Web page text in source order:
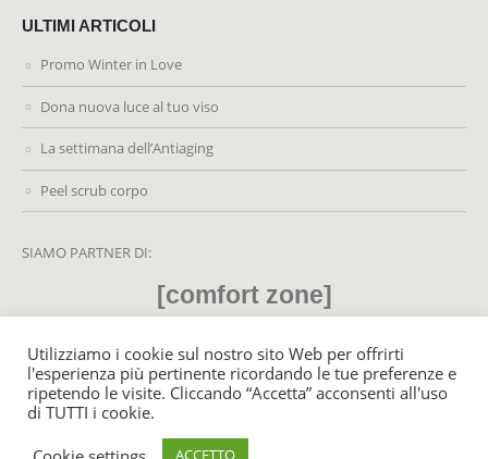
ULTIMI ARTICOLI
Promo Winter in Love
Dona nuova luce al tuo viso
La settimana dell’Antiaging
Peel scrub corpo
SIAMO PARTNER DI:
[comfort zone]
© MyLifeCenter.it 2021. All Rights Reserved - P. Iva: 02459220428
Utilizziamo i cookie sul nostro sito Web per offrirti
l'esperienza più pertinente ricordando le tue preferenze e
ripetendo le visite. Cliccando “Accetta” acconsenti all'uso
di TUTTI i cookie.
ACCETTO